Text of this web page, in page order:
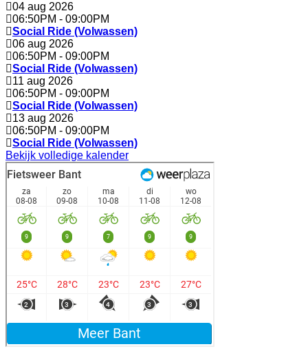
04 aug 2026
06:50PM - 09:00PM
Social Ride (Volwassen)
06 aug 2026
06:50PM - 09:00PM
Social Ride (Volwassen)
11 aug 2026
06:50PM - 09:00PM
Social Ride (Volwassen)
13 aug 2026
06:50PM - 09:00PM
Social Ride (Volwassen)
Bekijk volledige kalender